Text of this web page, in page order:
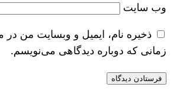
وب‌ سایت
ذخیره نام، ایمیل و وبسایت من در
زمانی که دوباره دیدگاهی می‌نویسم.